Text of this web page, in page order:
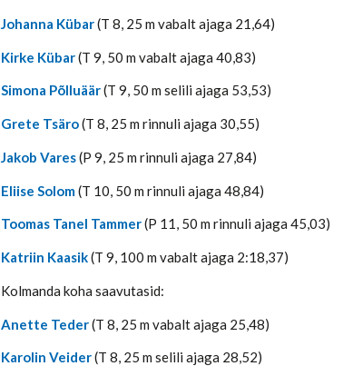
Johanna Kübar(T 8, 25 m vabalt ajaga 21,64)
Kirke Kübar(T 9, 50 m vabalt ajaga 40,83)
Simona Põlluäär(T 9, 50 m selili ajaga 53,53)
Grete Tsäro(T 8, 25 m rinnuli ajaga 30,55)
Jakob Vares(P 9, 25 m rinnuli ajaga 27,84)
Eliise Solom(T 10, 50 m rinnuli ajaga 48,84)
Toomas Tanel Tammer(P 11, 50 m rinnuli ajaga 45,03)
Katriin Kaasik(T 9, 100 m vabalt ajaga 2:18,37)
Kolmanda koha saavutasid:
Anette Teder(T 8, 25 m vabalt ajaga 25,48)
Karolin Veider(T 8, 25 m selili ajaga 28,52)